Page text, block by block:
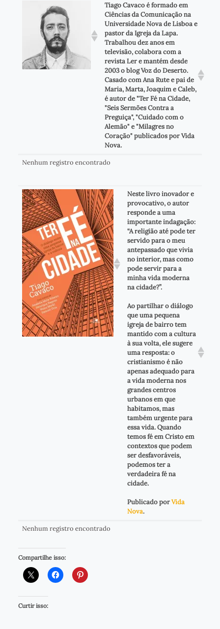
Tiago Cavaco é formado em
Ciências da Comunicação na
Universidade Nova de Lisboa e
pastor da Igreja da Lapa.
Trabalhou dez anos em
televisão, colabora com a
revista Ler e mantém desde
2003 o blog Voz do Deserto.
Casado com Ana Rute e pai de
Maria, Marta, Joaquim e Caleb,
é autor de "Ter Fé na Cidade,
"Seis Sermões Contra a
Preguiça", "Cuidado com o
Alemão" e "Milagres no
Coração" publicados por Vida
Nova.
Nenhum registro encontrado
Neste livro inovador e
provocativo, o autor
responde a uma
importante indagação:
“A religião até pode ter
servido para o meu
antepassado que vivia
no interior, mas como
pode servir para a
minha vida moderna
na cidade?”.
Ao partilhar o diálogo
que uma pequena
igreja de bairro tem
mantido com a cultura
à sua volta, ele sugere
uma resposta: o
cristianismo é não
apenas adequado para
a vida moderna nos
grandes centros
urbanos em que
habitamos, mas
também urgente para
essa vida. Quando
temos fé em Cristo em
contextos que podem
ser desfavoráveis,
podemos ter a
verdadeira fé na
cidade.
Publicado porVida
Nova.
Nenhum registro encontrado
Compartilhe isso:
Curtir isso: